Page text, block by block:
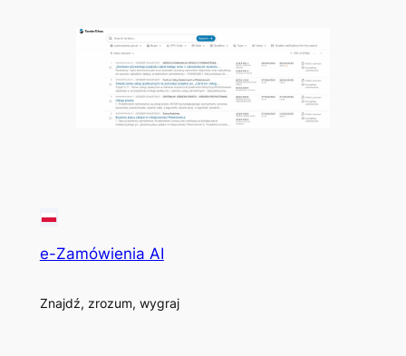
e-Zamówienia AI
Znajdź, zrozum, wygraj